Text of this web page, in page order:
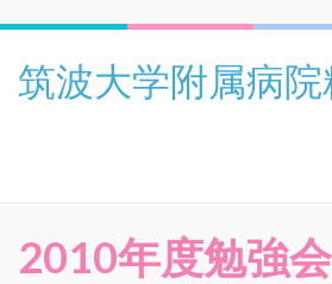
筑波大学附属病
2010年度勉強会